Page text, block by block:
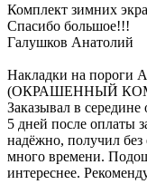
Комплект зимних
Спасибо большое!!!
Галушков Анатолий
Накладки на пороги
(ОКРАШЕННЫЙ
Заказывал в
5 дней после оплаты
надёжно, получил без
много времени.
интереснее.